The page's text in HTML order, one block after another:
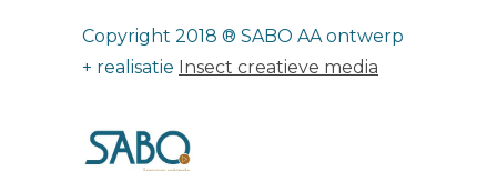
Copyright 2018 ® SABO AA ontwerp
+ realisatie Insect creatieve media